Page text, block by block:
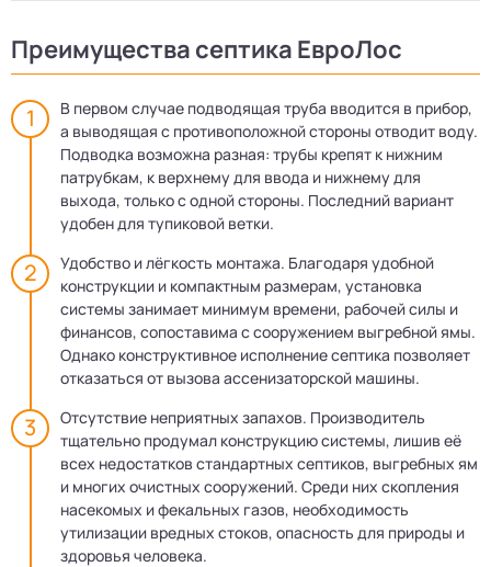
Преимущества септика ЕвроЛос
В первом случае подводящая труба вводится в прибор,
а выводящая с противоположной стороны отводит воду.
Подводка возможна разная: трубы крепят к нижним
патрубкам, к верхнему для ввода и нижнему для
выхода, только с одной стороны. Последний вариант
удобен для тупиковой ветки.
Удобство и лёгкость монтажа. Благодаря удобной
конструкции и компактным размерам, установка
системы занимает минимум времени, рабочей силы и
финансов, сопоставима с сооружением выгребной ямы.
Однако конструктивное исполнение септика позволяет
отказаться от вызова ассенизаторской машины.
Отсутствие неприятных запахов. Производитель
тщательно продумал конструкцию системы, лишив её
всех недостатков стандартных септиков, выгребных ям
и многих очистных сооружений. Среди них скопления
насекомых и фекальных газов, необходимость
утилизации вредных стоков, опасность для природы и
здоровья человека.